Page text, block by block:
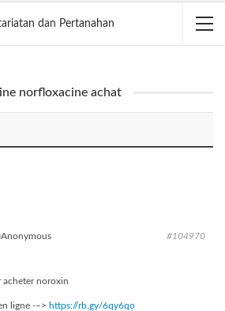
dan Pertanahan
norfloxacine achat
Anonymous #104970
acheter noroxin
ligne -–> https://rb.gy/6qy6qo